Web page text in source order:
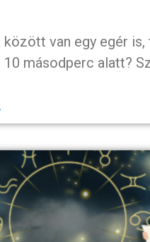
van egy egér is,
másodperc alatt?